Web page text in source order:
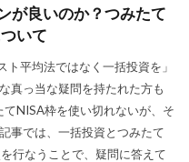
が良いのか？つみたて
いて
平均法ではなく一括投資を」
真っ当な疑問を持たれた方も
NISA枠を使い切れないが、そ
事では、一括投資とつみたて
行なうことで、疑問に答えて